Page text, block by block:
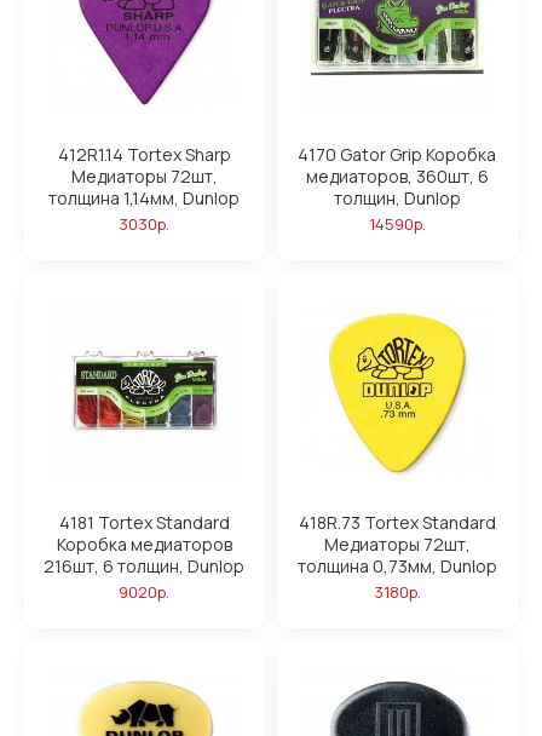
412R1.14 Tortex Sharp
Медиаторы 72шт,
толщина 1,14мм, Dunlop
3030р.
4170 Gator Grip Коробка
медиаторов, 360шт, 6
толщин, Dunlop
14590р.
4181 Tortex Standard
Коробка медиаторов
216шт, 6 толщин, Dunlop
9020р.
418R.73 Tortex Standard
Медиаторы 72шт,
толщина 0,73мм, Dunlop
3180р.